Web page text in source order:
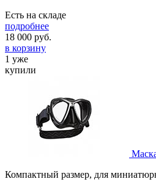
Есть на складе
подробнее
18 000 руб.
в корзину
1 уже
купили
Компактный размер, для